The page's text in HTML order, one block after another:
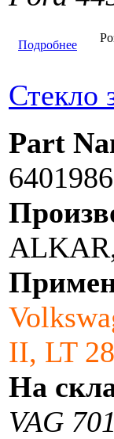
Подробнее
Стекло
Part
6401986
II, LT
На
VAG